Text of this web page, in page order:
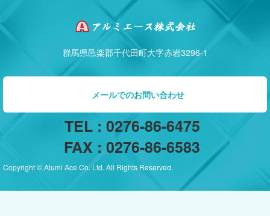
群馬県邑楽郡千代田町大字赤岩3296-1
メールでのお問い合わせ
TEL : 0276-86-6475
FAX : 0276-86-6583
Copyright © Alumi Ace Co. Ltd. All Rights Reserved.